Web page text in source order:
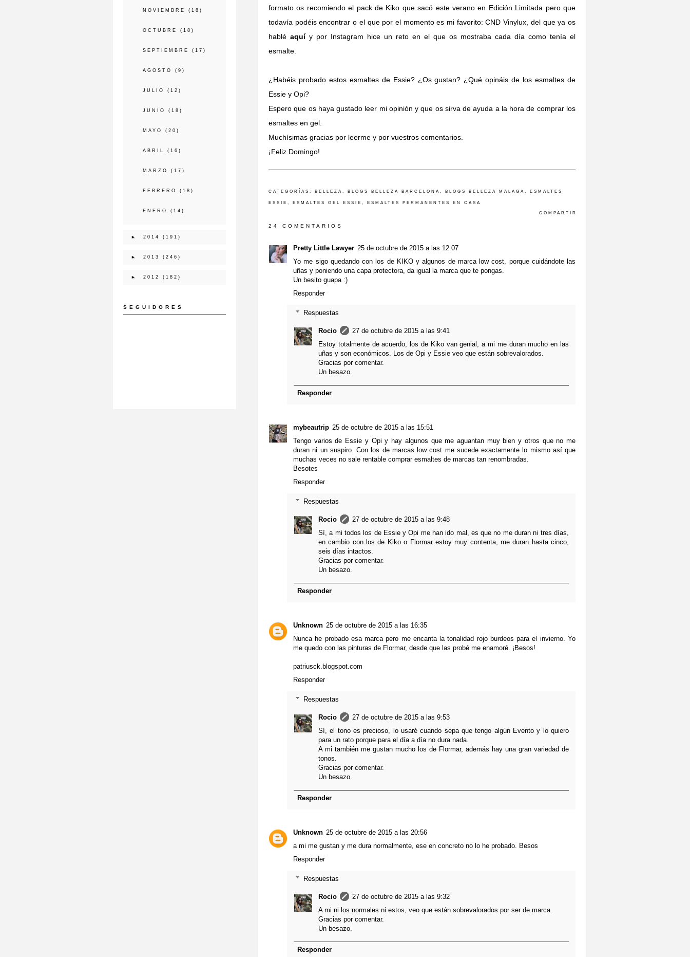
formato os recomiendo el pack de Kiko que sacó este verano en Edición Limitada pero que
todavía podéis encontrar o el que por el momento es mi favorito: CND Vinylux, del que ya os
hablé aquíy por Instagram hice un reto en el que os mostraba cada día como tenía el
esmalte.
¿Habéis probado estos esmaltes de Essie? ¿Os gustan? ¿Qué opináis de los esmaltes de
Essie y Opi?
Espero que os haya gustado leer mi opinión y que os sirva de ayuda a la hora de comprar los
esmaltes en gel.
Muchísimas gracias por leerme y por vuestros comentarios.
¡Feliz Domingo!
CATEGORÍAS: BELLEZA BLOGS BELLEZA BARCELONA BLOGS BELLEZA MALAGA ESMALTES
ESSIE ESMALTES GEL ESSIE ESMALTES PERMANENTES EN CASA
COMPARTIR
24 COMENTARIOS
Pretty Little Lawyer 25 de octubre de 2015 a las 12:07
Yo me sigo quedando con los de KIKO y algunos de marca low cost, porque cuidándote las
uñas y poniendo una capa protectora, da igual la marca que te pongas.
Un besito guapa :)
Responder
Respuestas
Rocio
27 de octubre de 2015 a las 9:41
Estoy totalmente de acuerdo, los de Kiko van genial, a mi me duran mucho en las
uñas y son económicos. Los de Opi y Essie veo que están sobrevalorados.
Gracias por comentar.
Un besazo.
Responder
mybeautrip 25 de octubre de 2015 a las 15:51
Tengo varios de Essie y Opi y hay algunos que me aguantan muy bien y otros que no me
duran ni un suspiro. Con los de marcas low cost me sucede exactamente lo mismo así que
muchas veces no sale rentable comprar esmaltes de marcas tan renombradas.
Besotes
Responder
Respuestas
Rocio
27 de octubre de 2015 a las 9:48
Sí, a mi todos los de Essie y Opi me han ido mal, es que no me duran ni tres días,
en cambio con los de Kiko o Flormar estoy muy contenta, me duran hasta cinco,
seis días intactos.
Gracias por comentar.
Un besazo.
Responder
Unknown 25 de octubre de 2015 a las 16:35
Nunca he probado esa marca pero me encanta la tonalidad rojo burdeos para el invierno. Yo
me quedo con las pinturas de Flormar, desde que las probé me enamoré. ¡Besos!
patriusck.blogspot.com
Responder
Respuestas
Rocio
27 de octubre de 2015 a las 9:53
Sí, el tono es precioso, lo usaré cuando sepa que tengo algún Evento y lo quiero
para un rato porque para el día a día no dura nada.
A mi también me gustan mucho los de Flormar, además hay una gran variedad de
tonos.
Gracias por comentar.
Un besazo.
Responder
Unknown 25 de octubre de 2015 a las 20:56
a mi me gustan y me dura normalmente, ese en concreto no lo he probado. Besos
Responder
Respuestas
Rocio
27 de octubre de 2015 a las 9:32
A mi ni los normales ni estos, veo que están sobrevalorados por ser de marca.
Gracias por comentar.
Un besazo.
Responder
NOVIEMBRE (18)
OCTUBRE (18)
SEPTIEMBRE (17)
AGOSTO (9)
JULIO (12)
JUNIO (18)
MAYO (20)
ABRIL (16)
MARZO (17)
FEBRERO (18)
ENERO (14)
► 2014 (191)
► 2013 (246)
► 2012 (182)
SEGUIDORES